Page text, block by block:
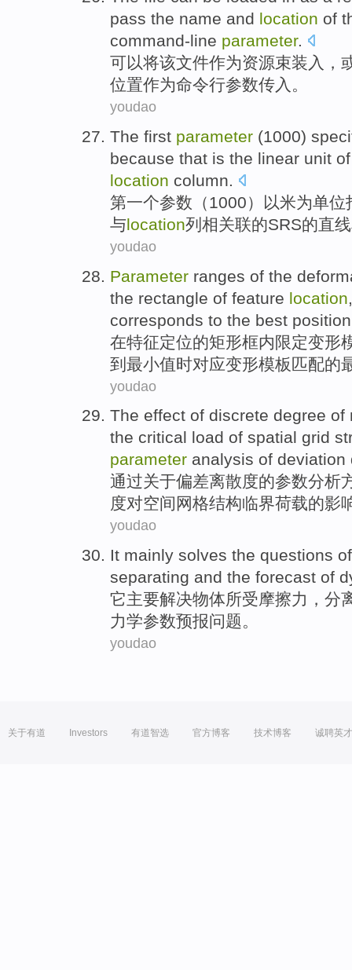
pass the name and location of
command-line parameter.
可以将该文件作为资源束装入 ，
位置作为命令行参数传入 。
youdao
The first parameter (1000)
because that is the linear unit of
location column.
第一个参数 （1000） 以米为单位
与location列 相关联的SRS的直线
youdao
Parameter ranges of the
the rectangle of feature location
corresponds to the best position
在特征定位的矩形框内限定变形
到最小值时对应变形模板匹配的
youdao
The effect of discrete degree of
the critical load of spatial grid
parameter analysis of deviation
通过关于偏差离散度的参数分析
度对空间 网格结构临界荷载的影
youdao
It mainly solves the questions of
separating and the forecast of
它主要解决物体所受摩擦力， 分
力学参数预报问题。
youdao
关于有道 Investors 有道智选 官方博客 技术博客 诚聘英才